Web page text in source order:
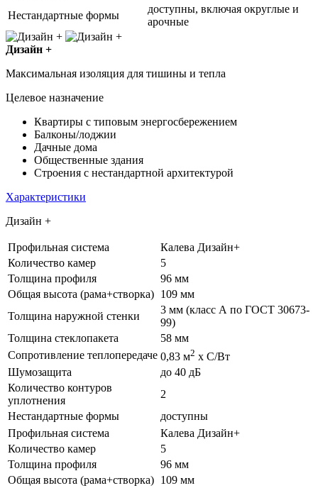
Нестандартные формы
доступны, включая округлые и
арочные
Дизайн +
Максимальная изоляция для тишины и тепла
Целевое назначение
Квартиры с типовым энергосбережением
Балконы/лоджии
Дачные дома
Общественные здания
Строения с нестандартной архитектурой
Характеристики
Дизайн +
Профильная система
Калева Дизайн+
Количество камер
5
Толщина профиля
96 мм
Общая высота (рама+створка) 109 мм
Толщина наружной стенки
3 мм (класс А по ГОСТ 30673-
99)
Толщина стеклопакета
58 мм
Сопротивление теплопередаче 0,83 м2 х С/Вт
Шумозащита
до 40 дБ
Количество контуров
уплотнения
2
Нестандартные формы
доступны
Профильная система
Калева Дизайн+
Количество камер
5
Толщина профиля
96 мм
Общая высота (рама+створка) 109 мм